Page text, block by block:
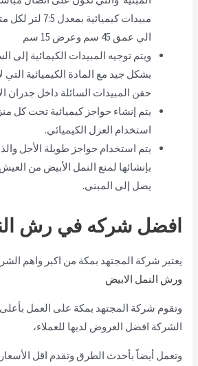
مبيدات كيميائية
الي عمق 45 سم وعرض 15 سم
ويتم توجيه المبيدات الكيمائية إلى
بشكل جيد مع المادة الكيميائية
حقن المبيدات السائلة داخل جدران
يتم إنشاء حواجز كيميائية تحت كل
استخدام العزل الكيميائي.
يتم استخدام حواجز طويلة الأجل
بإنشائها لمنع النمل الأبيض من
يصل إلى المبنى.
افضل شركه في رش
يعتبر شركة المجتهد بمكة من اكبر واهم
ورش النمل الابيض
وتقوم شركة المجتهد بمكة على العمل
الشركة افضل العروض لديها للعملاء،
وتعمل أيضاً بأحدث الطرق وتقدم اقل